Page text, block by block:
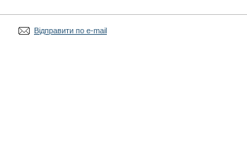
Відправити по e-mail